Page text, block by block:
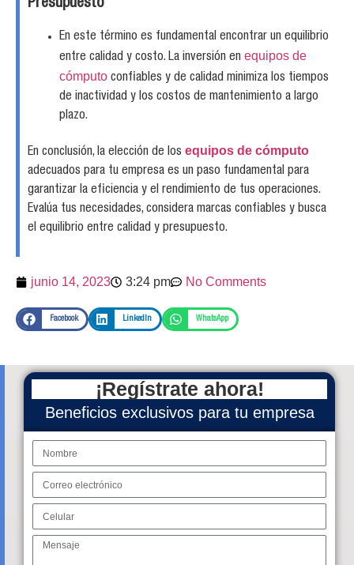
Presupuesto
En este término es fundamental encontrar un equilibrio
entre calidad y costo. La inversión en equipos de
cómputo confiables y de calidad minimiza los tiempos
de inactividad y los costos de mantenimiento a largo
plazo.
En conclusión, la elección de los equipos de cómputo
adecuados para tu empresa es un paso fundamental para
garantizar la eficiencia y el rendimiento de tus operaciones.
Evalúa tus necesidades, considera marcas confiables y busca
el equilibrio entre calidad y presupuesto.
junio 14, 2023 3:24 pm No Comments
Facebook LinkedIn WhatsApp
¡Regístrate ahora!
Beneficios exclusivos para tu empresa